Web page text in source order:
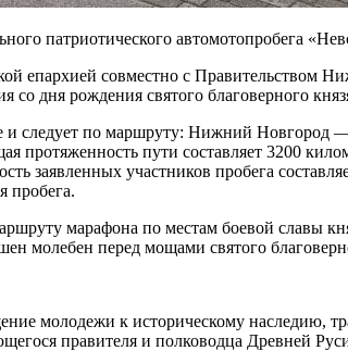
патриотического автомотопробега
епархией совместно с Правительством
дня рождения святого благоверного
и следует по маршруту: Нижний
пути составляет 3200
заявленных участников пробега
пробега.
марафона по местам боевой славы
молебен перед мощами святого
молодежи к историческому наследию,
правителя и полководца Древней